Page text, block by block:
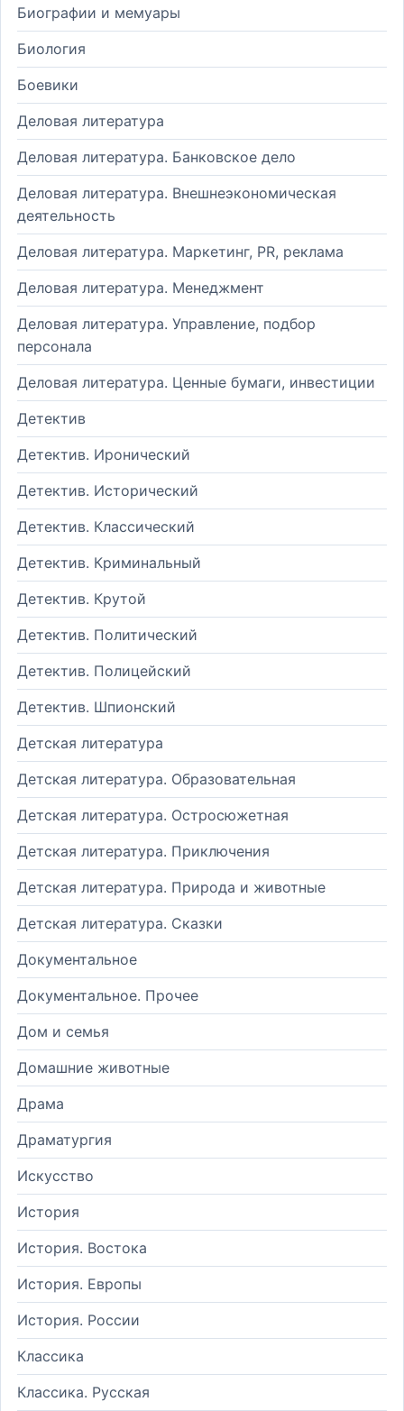
Биографии и мемуары
Биология
Боевики
Деловая литература
Деловая литература. Банковское дело
Деловая литература. Внешнеэкономическая
деятельность
Деловая литература. Маркетинг, PR, реклама
Деловая литература. Менеджмент
Деловая литература. Управление, подбор
персонала
Деловая литература. Ценные бумаги, инвестиции
Детектив
Детектив. Иронический
Детектив. Исторический
Детектив. Классический
Детектив. Криминальный
Детектив. Крутой
Детектив. Политический
Детектив. Полицейский
Детектив. Шпионский
Детская литература
Детская литература. Образовательная
Детская литература. Остросюжетная
Детская литература. Приключения
Детская литература. Природа и животные
Детская литература. Сказки
Документальное
Документальное. Прочее
Дом и семья
Домашние животные
Драма
Драматургия
Искусство
История
История. Востока
История. Европы
История. России
Классика
Классика. Русская